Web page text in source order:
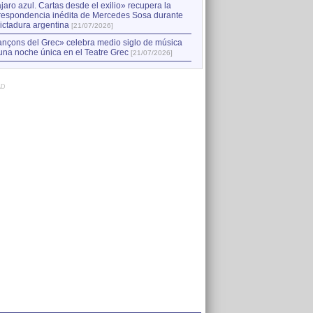
azul. Cartas desde el exilio» recupera la
inédita de Mercedes Sosa durante
argentina [21/07/2026]
del Grec» celebra medio siglo de música
noche única en el Teatre Grec [21/07/2026]